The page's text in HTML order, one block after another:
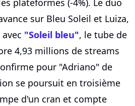
plateformes (-4%). Le duo
sur Bleu Soleil et Luiza,
"Soleil bleu", le tube de
4,93 millions de streams
pour "Adriano" de
se poursuit en troisième
d'un cran et compte